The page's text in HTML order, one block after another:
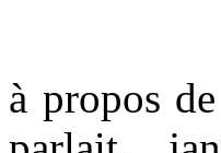
à propos de